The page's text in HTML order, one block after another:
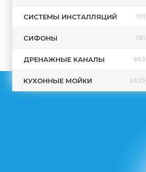
СИСТЕМЫ ИНСТАЛЛЯЦИЙ 101
СИФОНЫ 181
ДРЕНАЖНЫЕ КАНАЛЫ 663
КУХОННЫЕ МОЙКИ 2629